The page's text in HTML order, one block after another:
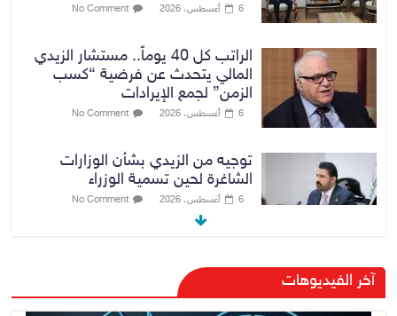
6 أغسطس، 2026 No Comment
الراتب كل 40 يوماً.. مستشار الزيدي
المالي يتحدث عن فرضية “كسب
الزمن” لجمع الإيرادات
6 أغسطس، 2026 No Comment
توجيه من الزيدي بشأن الوزارات
الشاغرة لحين تسمية الوزراء
6 أغسطس، 2026 No Comment
هيئة الإعلام والاتصالات تعتمد شركة
Apple منصة رقمية موثوقة لدعم
الاقتصاد الرقمي
آخر الفيديوهات